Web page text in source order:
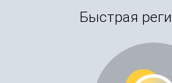
Быстрая